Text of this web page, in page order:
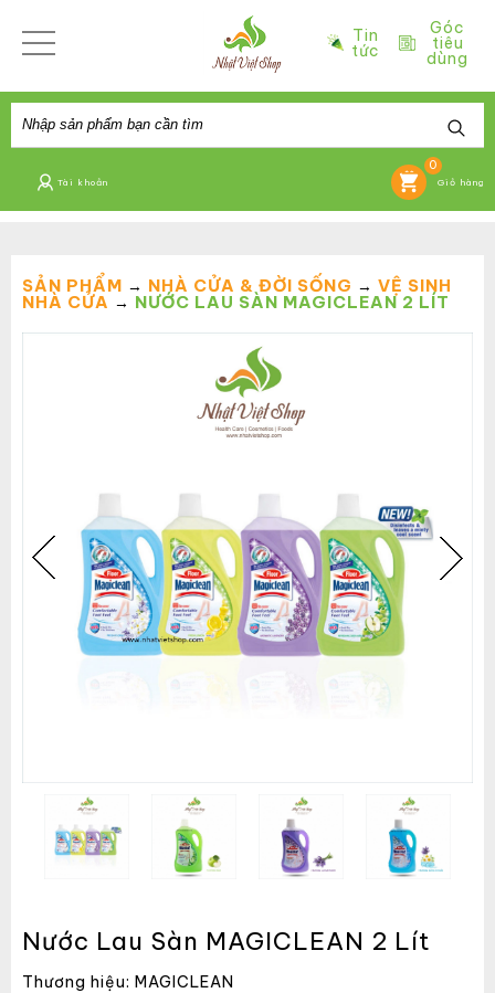
Tin
tức
Góc
tiêu
dùng
Tài khoản Giỏ hàng
0
SẢN PHẨM → NHÀ CỬA & ĐỜI SỐNG → VỆ SINH
NHÀ CỬA → NƯỚC LAU SÀN MAGICLEAN 2 LÍT
Nước Lau Sàn MAGICLEAN 2 Lít
Thương hiệu: MAGICLEAN